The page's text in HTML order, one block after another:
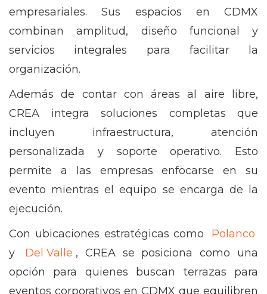
empresariales. Sus espacios en CDMX
combinan amplitud, diseño funcional y
servicios integrales para facilitar la
organización.
Además de contar con áreas al aire libre,
CREA integra soluciones completas que
incluyen infraestructura, atención
personalizada y soporte operativo. Esto
permite a las empresas enfocarse en su
evento mientras el equipo se encarga de la
ejecución.
Con ubicaciones estratégicas como
Polanco
y
Del Valle , CREA se posiciona como una
opción para quienes buscan terrazas para
eventos corporativos en CDMX que equilibren